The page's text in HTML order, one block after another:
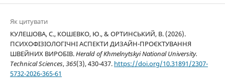
Як цитувати
КУЛЕШОВА, С., КОШЕВКО, Ю., & ОРТИНСЬКИЙ, В. (2026).
ПСИХОФІЗІОЛОГІЧНІ АСПЕКТИ ДИЗАЙН-ПРОЄКТУВАННЯ
ШВЕЙНИХ ВИРОБІВ.Herald of Khmelnytskyi National University.
Technical Sciences,365(3), 430-437. https://doi.org/10.31891/2307-
5732-2026-365-61